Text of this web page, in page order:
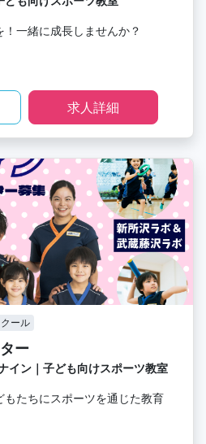
一緒に成長しませんか？
求人詳細
ール
ー
イン｜子ども向けスポーツ教室
もたちにスポーツを通じた教育